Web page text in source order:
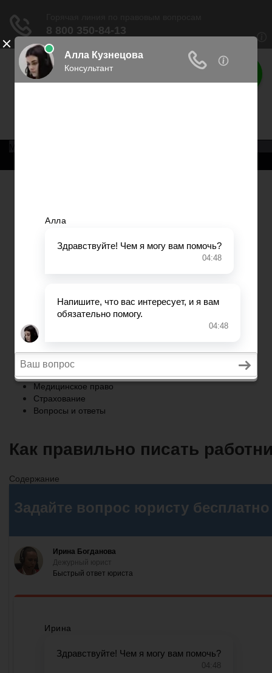
Права россиян
Вопросы и ответы
Главная
Военное право
Трудовое право
Медицинское право
Страхование
Вопросы и ответы
Как правильно писать
Содержание